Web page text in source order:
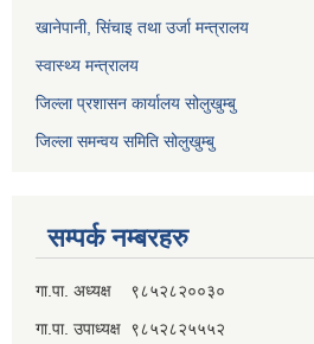
खानेपानी, सिंचाइ तथा उर्जा मन्त्रालय
स्वास्थ्य मन्त्रालय
जिल्ला प्रशासन कार्यालय सोलुखुम्बु
जिल्ला समन्वय समिति सोलुखुम्बु
सम्पर्क नम्बरहरु
गा.पा. अध्यक्ष ९८५२८२००३०
गा.पा. उपाध्यक्ष ९८५२८२५५५२